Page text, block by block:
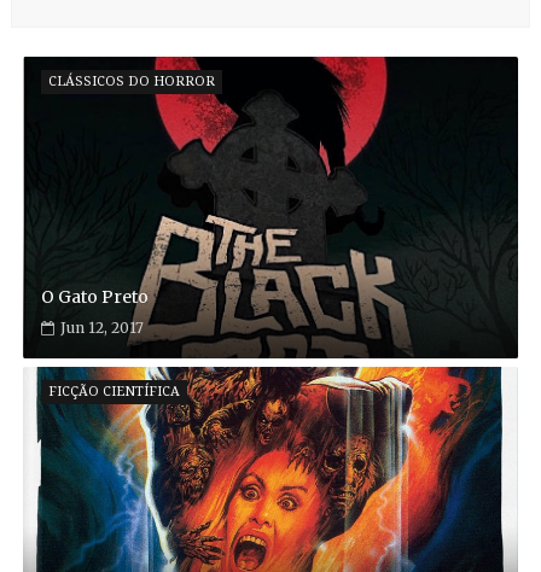
CLÁSSICOS DO HORROR
O Gato Preto
Jun 12, 2017
FICÇÃO CIENTÍFICA